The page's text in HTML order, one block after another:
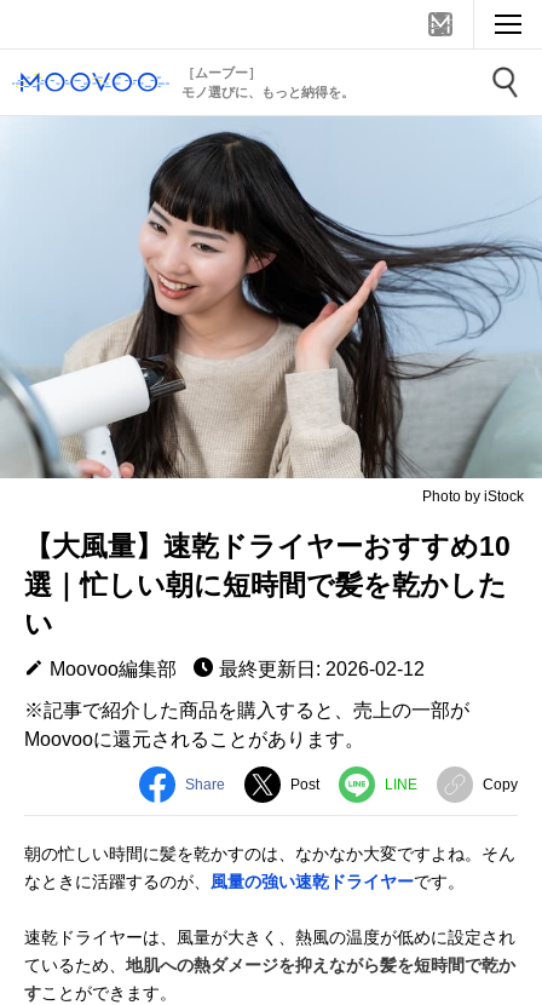
［ムーブー］
モノ選びに、もっと納得を。
Photo by iStock
【大風量】速乾ドライヤーおすすめ10
選｜忙しい朝に短時間で髪を乾かした
い
Moovoo編集部
最終更新日: 2026-02-12
※記事で紹介した商品を購入すると、売上の一部が
Moovooに還元されることがあります。
Share Post LINE Copy
朝の忙しい時間に髪を乾かすのは、なかなか大変ですよね。そん
なときに活躍するのが、 風量の強い速乾ドライヤーです。
速乾ドライヤーは、風量が大きく、熱風の温度が低めに設定され
ているため、 地肌への熱ダメージを抑えながら髪を短時間で乾か
すことができます。